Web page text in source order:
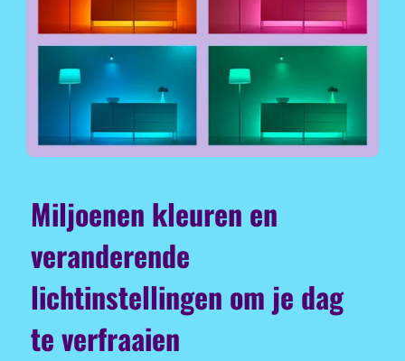
Miljoenen kleuren en
veranderende
lichtinstellingen om je dag
te verfraaien